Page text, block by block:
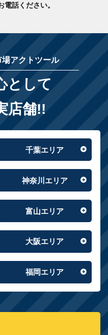
話ください。
アクトツール
として
店舗!!
千葉エリア
神奈川エリア
富山エリア
大阪エリア
福岡エリア